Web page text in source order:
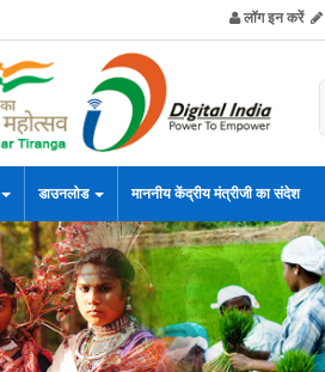
लॉग इन करें
डाउनलोड माननीय केंद्रीय मंत्रीजी का संदेश